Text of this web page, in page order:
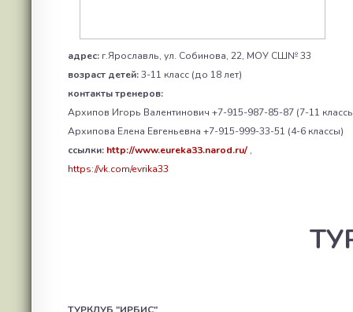
адрес: г.Ярославль, ул. Собинова, 22, МОУ СШ№ 33
возраст детей:3-11 класс (до 18 лет)
контакты тренеров:
Архипов Игорь Валентинович +7-915-987-85-87 (7-11
Архипова Елена Евгеньевна +7-915-999-33-51 (4-6 классы)
ссылки: http://www.eureka33.narod.ru/,
https://vk.com/evrika33
ТУРКЛУБ "ИРБИС"